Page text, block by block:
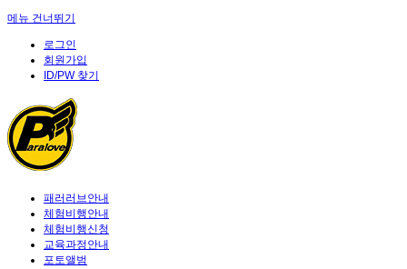
메뉴 건너뛰기
로그인
회원가입
ID/PW 찾기
패러러브안내
체험비행안내
체험비행신청
교육과정안내
포토앨범